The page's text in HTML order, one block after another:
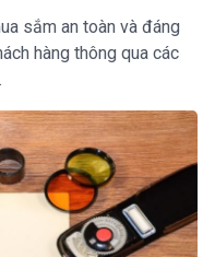
sắm an toàn và đáng
hàng thông qua các